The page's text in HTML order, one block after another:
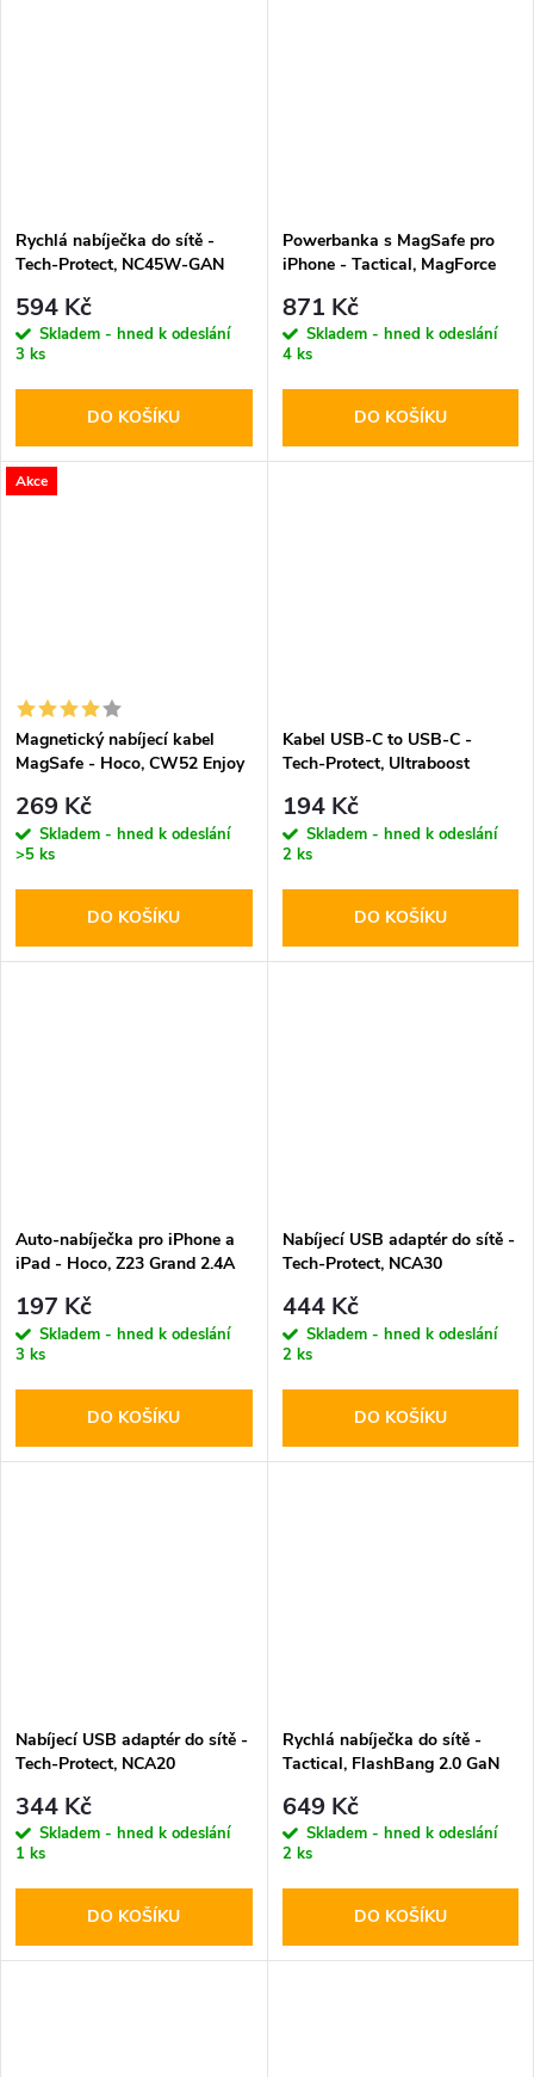
Rychlá nabíječka do sítě -
Tech-Protect, NC45W-GAN
594 Kč
Skladem - hned k odeslání
3 ks
DO KOŠÍKU
Powerbanka s MagSafe pro
iPhone - Tactical, MagForce
871 Kč
Skladem - hned k odeslání
4 ks
DO KOŠÍKU
Akce
Magnetický nabíjecí kabel
MagSafe - Hoco, CW52 Enjoy
269 Kč
Skladem - hned k odeslání
>5 ks
DO KOŠÍKU
Kabel USB-C to USB-C -
Tech-Protect, Ultraboost
194 Kč
Skladem - hned k odeslání
2 ks
DO KOŠÍKU
Auto-nabíječka pro iPhone a
iPad - Hoco, Z23 Grand 2.4A
197 Kč
Skladem - hned k odeslání
3 ks
DO KOŠÍKU
Nabíjecí USB adaptér do sítě -
Tech-Protect, NCA30
444 Kč
Skladem - hned k odeslání
2 ks
DO KOŠÍKU
Nabíjecí USB adaptér do sítě -
Tech-Protect, NCA20
344 Kč
Skladem - hned k odeslání
1 ks
DO KOŠÍKU
Rychlá nabíječka do sítě -
Tactical, FlashBang 2.0 GaN
649 Kč
Skladem - hned k odeslání
2 ks
DO KOŠÍKU